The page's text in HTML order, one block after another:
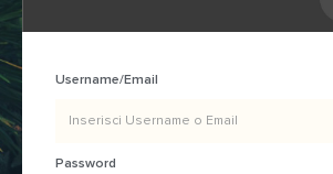
Username/Email
Password